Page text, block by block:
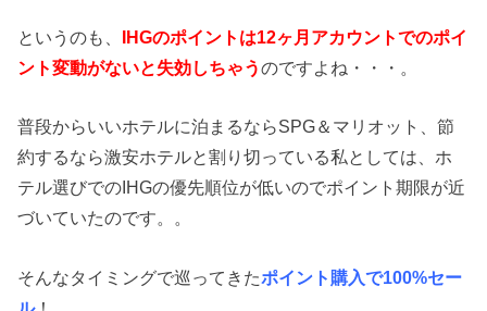
というのも、 IHGのポイントは12ヶ月アカウントでのポイ
ント変動がないと失効しちゃうのですよね・・・。
普段からいいホテルに泊まるならSPG＆マリオット、節
約するなら激安ホテルと割り切っている私としては、ホ
テル選びでのIHGの優先順位が低いのでポイント期限が近
づいていたのです。。
そんなタイミングで巡ってきたポイント購入で100%セー